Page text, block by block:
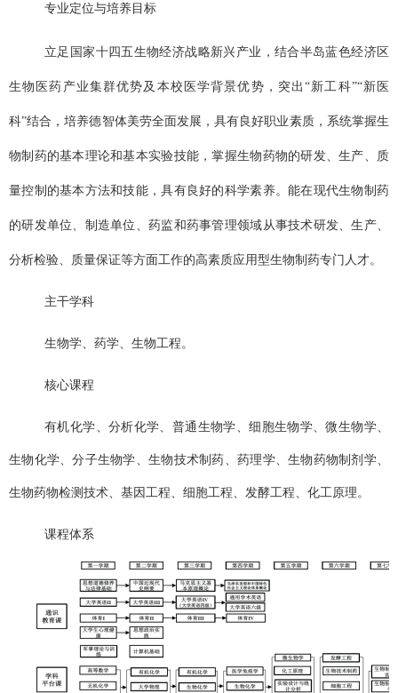
专业定位与培养目标
立足国家十四五生物经济战略新兴产业，结合半岛蓝色经济区
生物医药产业集群优势及本校医学背景优势，突出“新工科”“新医
科”结合，培养德智体美劳全面发展，具有良好职业素质，系统掌握生
物制药的基本理论和基本实验技能，掌握生物药物的研发、生产、质
量控制的基本方法和技能，具有良好的科学素养。能在现代生物制药
的研发单位、制造单位、药监和药事管理领域从事技术研发、生产、
分析检验、质量保证等方面工作的高素质应用型生物制药专门人才。
主干学科
生物学、药学、生物工程。
核心课程
有机化学、分析化学、普通生物学、细胞生物学、微生物学、
生物化学、分子生物学、生物技术制药、药理学、生物药物制剂学、
生物药物检测技术、基因工程、细胞工程、发酵工程、化工原理。
课程体系